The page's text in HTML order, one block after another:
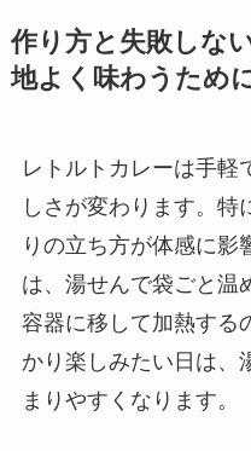
作り方と失敗しな
地よく味わうため
レトルトカレーは手軽
しさが変わります。特
りの立ち方が体感に影
は、湯せんで袋ごと温
容器に移して加熱する
かり楽しみたい日は、
まりやすくなります。